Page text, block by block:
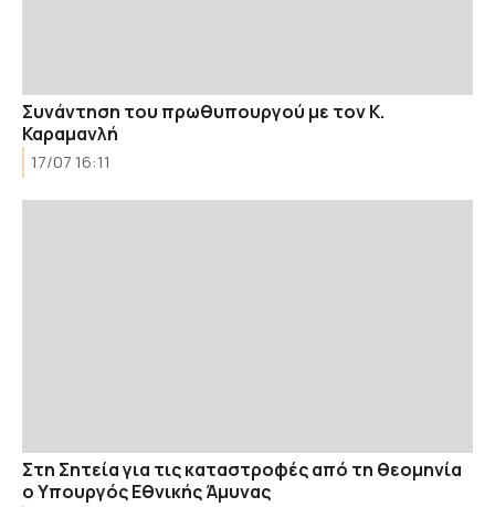
Συνάντηση του πρωθυπουργού με τον Κ.
Καραμανλή
17/07 16:11
Στη Σητεία για τις καταστροφές από τη θεομηνία
ο Υπουργός Εθνικής Άμυνας